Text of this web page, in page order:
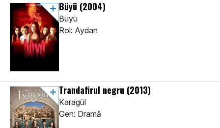
Büyü (2004)
Büyü
Rol: Aydan
Trandafirul negru (2013)
Karagül
Gen: Dramă